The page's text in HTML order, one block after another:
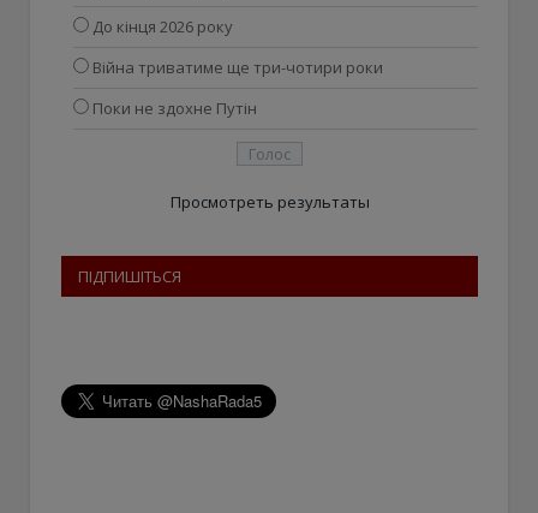
До кінця 2026 року
Війна триватиме ще три-чотири роки
Поки не здохне Путін
Просмотреть результаты
ПІДПИШІТЬСЯ